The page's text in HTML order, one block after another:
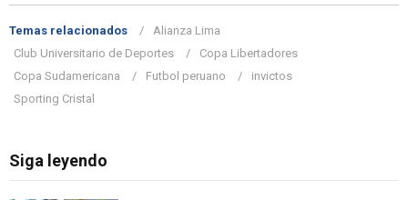
Temas relacionados
Alianza Lima
Club Universitario de Deportes
Copa Libertadores
Copa Sudamericana
Futbol peruano
invictos
Sporting Cristal
Siga leyendo